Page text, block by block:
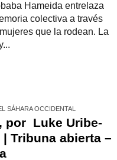
Hameida entrelaza
colectiva a través
que la rodean. La
SÁHARA OCCIDENTAL
por Luke Uribe-
Tribuna abierta –